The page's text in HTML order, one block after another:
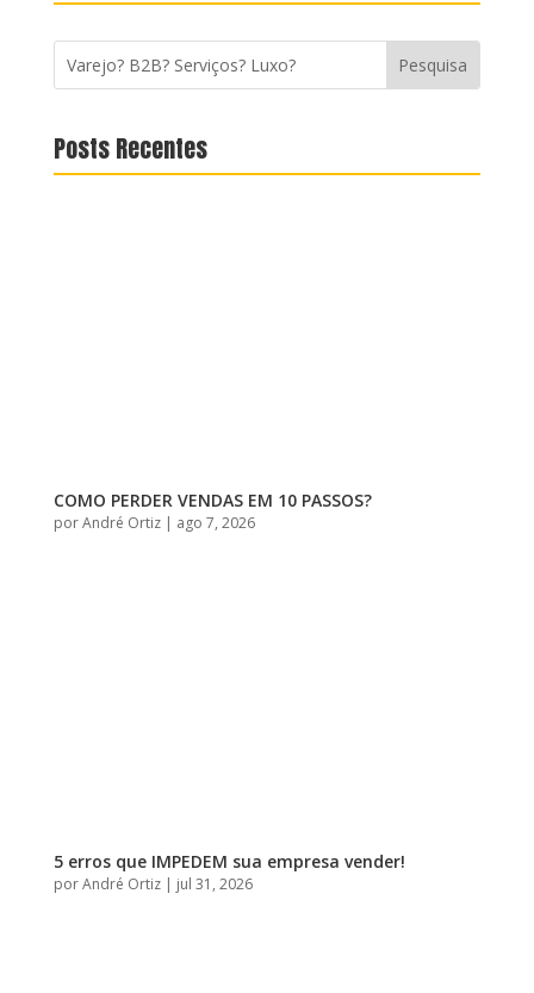
Posts Recentes
COMO PERDER VENDAS EM 10 PASSOS?
porAndré Ortiz| ago 7, 2026
5 erros que IMPEDEM sua empresa vender!
porAndré Ortiz| jul 31, 2026